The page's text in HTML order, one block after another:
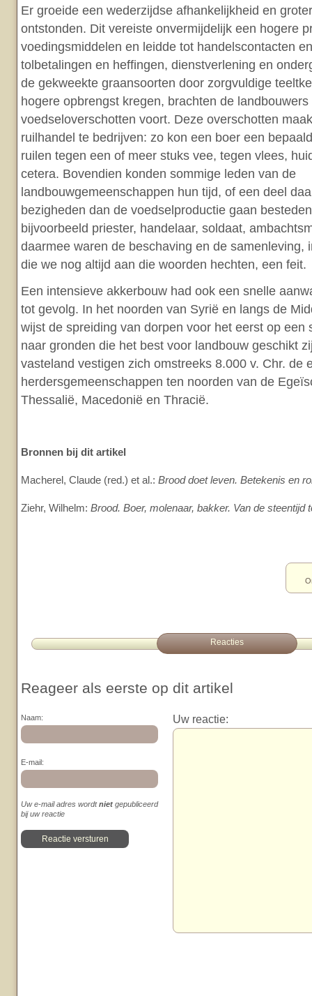
Er groeide een wederzijdse afhankelijkheid en
ontstonden. Dit vereiste onvermijdelijk een hogere
voedingsmiddelen en leidde tot handelscontacten
tolbetalingen en heffingen, dienstverlening en
de gekweekte graansoorten door zorgvuldige
hogere opbrengst kregen, brachten de
voedseloverschotten voort. Deze overschotten
ruilhandel te bedrijven: zo kon een boer een
ruilen tegen een of meer stuks vee, tegen vlees,
cetera. Bovendien konden sommige leden van de
landbouwgemeenschappen hun tijd, of een deel
bezigheden dan de voedselproductie gaan
bijvoorbeeld priester, handelaar, soldaat,
daarmee waren de beschaving en de samenleving,
die we nog altijd aan die woorden hechten, een feit.
Een intensieve akkerbouw had ook een snelle
tot gevolg. In het noorden van Syrië en langs de
wijst de spreiding van dorpen voor het eerst op een
naar gronden die het best voor landbouw geschikt
vasteland vestigen zich omstreeks 8.000 v. Chr. de
herdersgemeenschappen ten noorden van de
Thessalië, Macedonië en Thracië.
Bronnen bij dit artikel
Macherel, Claude (red.) et al.: Brood doet leven. Betekenis en
Ziehr, Wilhelm: Brood. Boer, molenaar, bakker. Van de steentijd
Reacties
Reageer als eerste op dit artikel
Naam:
E-mail:
Uw e-mail adres wordtniet gepubliceerd
bij uw reactie
Uw reactie: